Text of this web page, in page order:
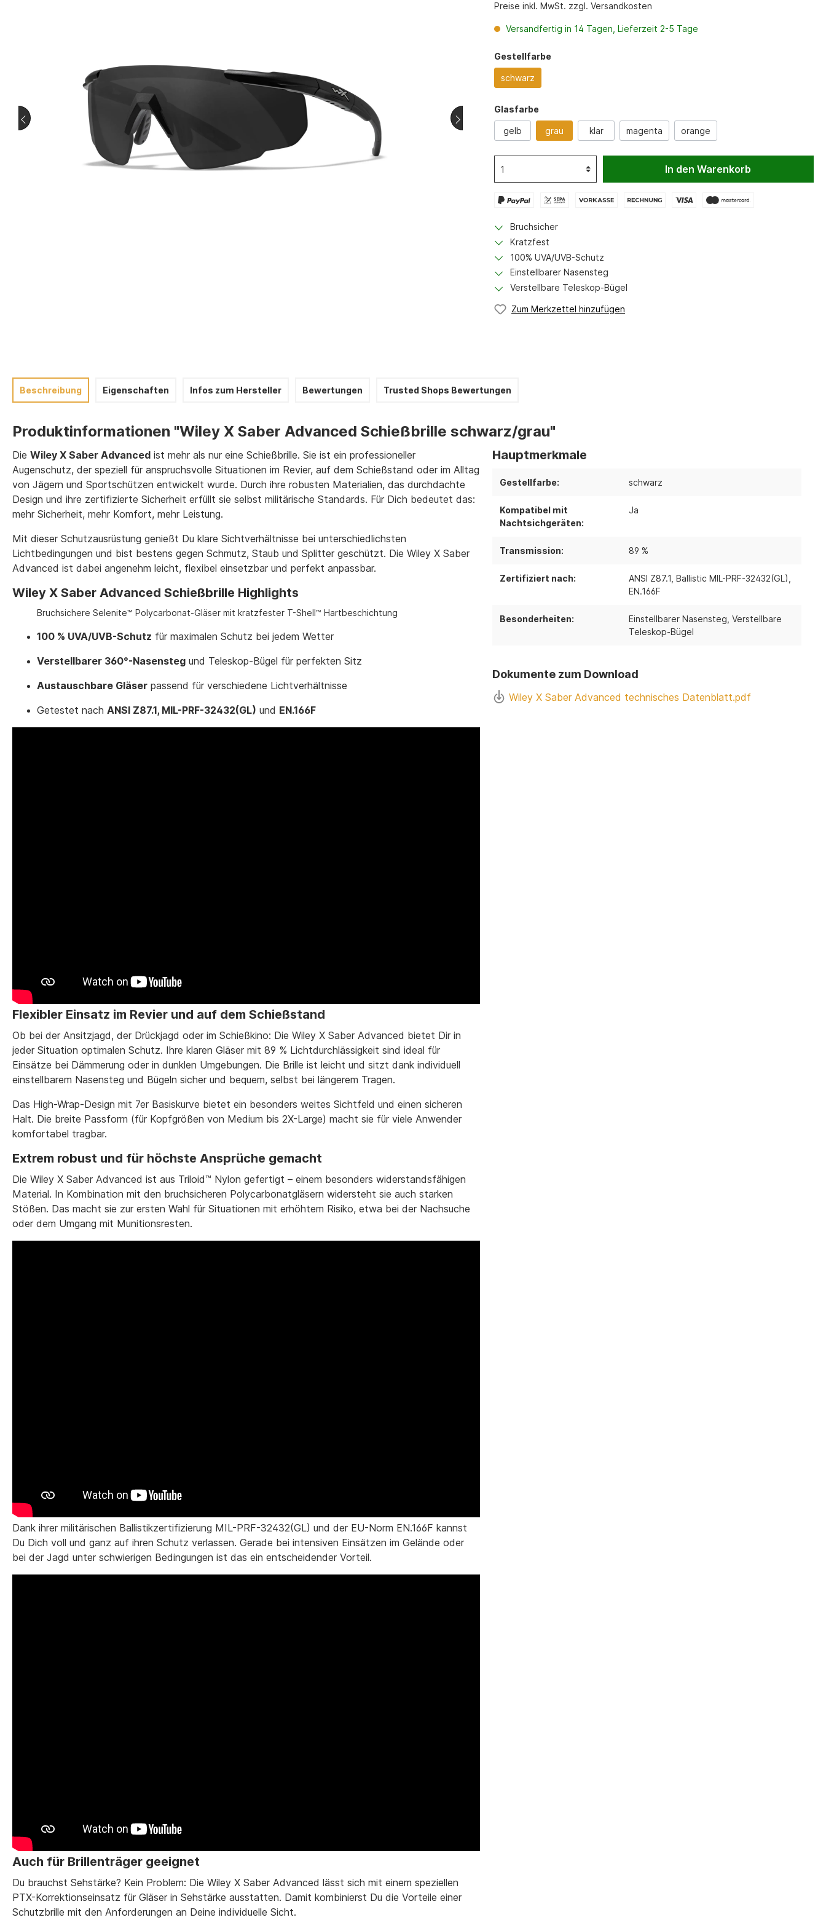
Werkzeug
Schalldämpfer
Schalldämpferzubehör
Schutzhüllen
Munition
Büchsen Munition
Schrot Munition
Halsungen
Hundegeschirr
Handschuhe
Pirschjagd
Preise inkl. MwSt. zzgl. Versandkosten
Versandfertig in 14 Tagen, Lieferzeit 2-5 Tage
Gestellfarbe
schwarz
Glasfarbe
gelb grau klar magenta orange
In den Warenkorb
Bruchsicher
Kratzfest
100% UVA/UVB-Schutz
Einstellbarer Nasensteg
Verstellbare Teleskop-Bügel
Zum Merkzettel hinzufügen
Beschreibung Eigenschaften Infos zum Hersteller Bewertungen Trusted Shops Bewertungen
Produktinformationen "Wiley X Saber Advanced Schießbrille schwarz/grau"
Die Wiley X Saber Advanced ist mehr als nur eine Schießbrille. Sie ist ein professioneller
Augenschutz, der speziell für anspruchsvolle Situationen im Revier, auf dem Schießstand oder im Alltag
von Jägern und Sportschützen entwickelt wurde. Durch ihre robusten Materialien, das durchdachte
Design und ihre zertifizierte Sicherheit erfüllt sie selbst militärische Standards. Für Dich bedeutet das:
mehr Sicherheit, mehr Komfort, mehr Leistung.
Mit dieser Schutzausrüstung genießt Du klare Sichtverhältnisse bei unterschiedlichsten
Lichtbedingungen und bist bestens gegen Schmutz, Staub und Splitter geschützt. Die Wiley X Saber
Advanced ist dabei angenehm leicht, flexibel einsetzbar und perfekt anpassbar.
Wiley X Saber Advanced Schießbrille Highlights
Bruchsichere Selenite™ Polycarbonat-Gläser mit kratzfester T-Shell™ Hartbeschichtung
100 % UVA/UVB-Schutz für maximalen Schutz bei jedem Wetter
Verstellbarer 360°-Nasensteg und Teleskop-Bügel für perfekten Sitz
Austauschbare Gläser passend für verschiedene Lichtverhältnisse
Getestet nach ANSI Z87.1, MIL-PRF-32432(GL) und EN.166F
Flexibler Einsatz im Revier und auf dem Schießstand
Ob bei der Ansitzjagd, der Drückjagd oder im Schießkino: Die Wiley X Saber Advanced bietet Dir in
jeder Situation optimalen Schutz. Ihre klaren Gläser mit 89 % Lichtdurchlässigkeit sind ideal für
Einsätze bei Dämmerung oder in dunklen Umgebungen. Die Brille ist leicht und sitzt dank individuell
einstellbarem Nasensteg und Bügeln sicher und bequem, selbst bei längerem Tragen.
Das High-Wrap-Design mit 7er Basiskurve bietet ein besonders weites Sichtfeld und einen sicheren
Halt. Die breite Passform (für Kopfgrößen von Medium bis 2X-Large) macht sie für viele Anwender
komfortabel tragbar.
Extrem robust und für höchste Ansprüche gemacht
Die Wiley X Saber Advanced ist aus Triloid™ Nylon gefertigt – einem besonders widerstandsfähigen
Material. In Kombination mit den bruchsicheren Polycarbonatgläsern widersteht sie auch starken
Stößen. Das macht sie zur ersten Wahl für Situationen mit erhöhtem Risiko, etwa bei der Nachsuche
oder dem Umgang mit Munitionsresten.
Dank ihrer militärischen Ballistikzertifizierung MIL-PRF-32432(GL) und der EU-Norm EN.166F kannst
Du Dich voll und ganz auf ihren Schutz verlassen. Gerade bei intensiven Einsätzen im Gelände oder
bei der Jagd unter schwierigen Bedingungen ist das ein entscheidender Vorteil.
Auch für Brillenträger geeignet
Du brauchst Sehstärke? Kein Problem: Die Wiley X Saber Advanced lässt sich mit einem speziellen
PTX-Korrektionseinsatz für Gläser in Sehstärke ausstatten. Damit kombinierst Du die Vorteile einer
Schutzbrille mit den Anforderungen an Deine individuelle Sicht.
Hauptmerkmale
Gestellfarbe: schwarz
Kompatibel mit
Nachtsichgeräten:
Ja
Transmission: 89 %
Zertifiziert nach: ANSI Z87.1 , Ballistic MIL-PRF-32432(GL)
EN.166F
Besonderheiten: Einstellbarer Nasensteg , Verstellbare
Teleskop-Bügel
Dokumente zum Download
Wiley X Saber Advanced technisches Datenblatt.pdf